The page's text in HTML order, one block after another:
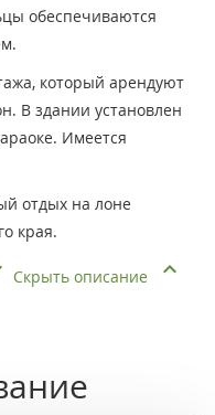
обеспечиваются
который арендуют
В здании установлен
Имеется
отдых на лоне
края.
Скрыть описание